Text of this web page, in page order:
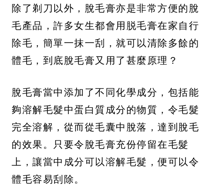
除了剃刀以外，脫毛膏亦是非常方便的脫
毛產品，許多女生都會用脱毛膏在家自行
除毛，簡單一抹一刮，就可以清除多餘的
體毛，到底脫毛膏又用了甚麼原理？
脫毛膏當中添加了不同化學成分，包括能
夠溶解毛髮中蛋白質成分的物質，令毛髮
完全溶解，從而從毛囊中脫落，達到脫毛
的效果。只要令脫毛膏充份停留在毛髮
上，讓當中成分可以溶解毛髮，便可以令
體毛容易刮除。